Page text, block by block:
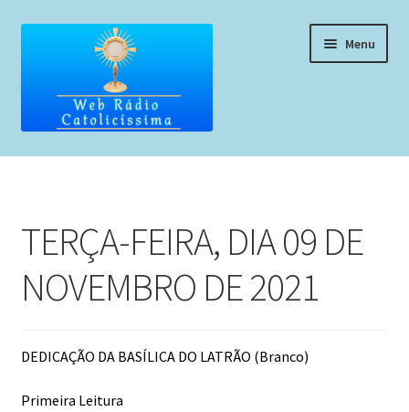
conteúdo
Menu
Home
Liturgia Diária
Horários de missas
Pedidos de oração, testemunho ou música
Fale conosco
TERÇA-FEIRA, DIA 09 DE
NOVEMBRO DE 2021
DEDICAÇÃO DA BASÍLICA DO LATRÃO (Branco)
Primeira Leitura